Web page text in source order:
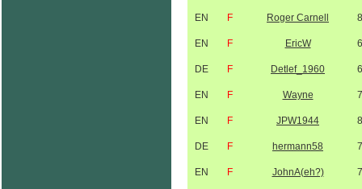
EN F Roger Carnell
EN F EricW
DE F Detlef_1960
EN F Wayne
EN F JPW1944
DE F hermann58
EN F JohnA(eh?)